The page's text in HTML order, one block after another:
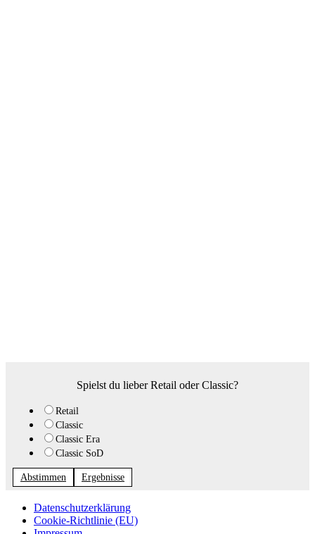
Spielst du lieber Retail oder Classic?
Retail
Classic
Classic Era
Classic SoD
Abstimmen Ergebnisse
Datenschutzerklärung
Cookie-Richtlinie (EU)